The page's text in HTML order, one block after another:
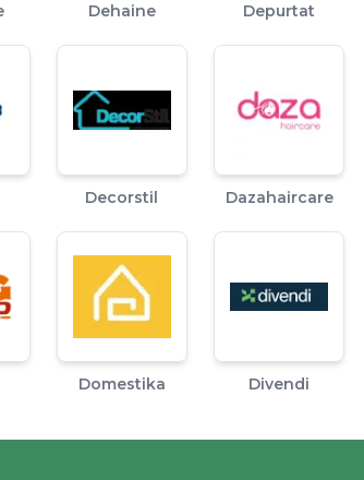
Dehaine Depurtat
Decorstil Dazahaircare
Domestika Divendi